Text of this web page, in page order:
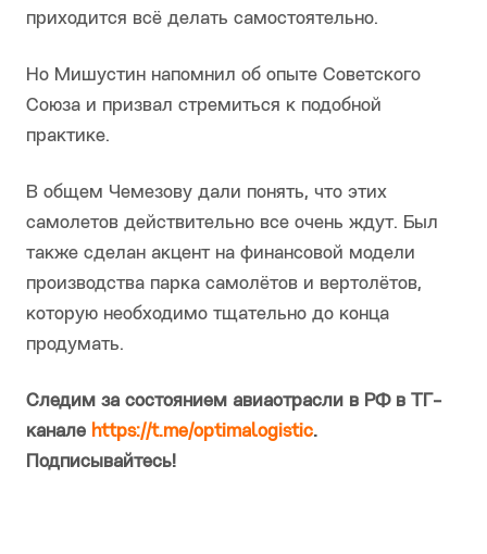
приходится всё делать самостоятельно.
Но Мишустин напомнил об опыте Советского
Союза и призвал стремиться к подобной
практике.
В общем Чемезову дали понять, что этих
самолетов действительно все очень ждут. Был
также сделан акцент на финансовой модели
производства парка самолётов и вертолётов,
которую необходимо тщательно до конца
продумать.
Следим за состоянием авиаотрасли в РФ в ТГ-
канале https://t.me/optimalogistic.
Подписывайтесь!